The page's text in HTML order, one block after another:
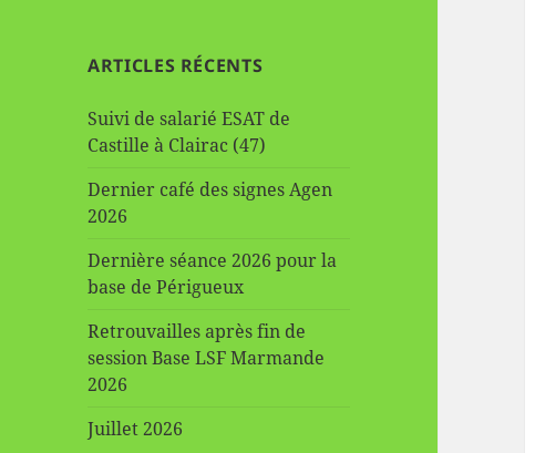
ARTICLES RÉCENTS
Suivi de salarié ESAT de
Castille à Clairac (47)
Dernier café des signes Agen
2026
Dernière séance 2026 pour la
base de Périgueux
Retrouvailles après fin de
session Base LSF Marmande
2026
Juillet 2026